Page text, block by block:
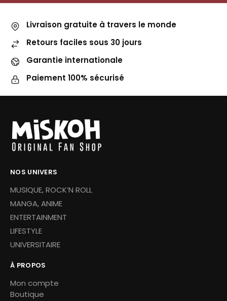
Livraison gratuite à travers le monde
Retours faciles sous 30 jours
Garantie internationale
Paiement 100% sécurisé
NOS UNIVERS
MUSIQUE, ROCK’N ROLL
MANGA, ANIME
ENTERTAINMENT
LIFESTYLE
UNIVERSITAIRE
À PROPOS
Mon compte
Boutique